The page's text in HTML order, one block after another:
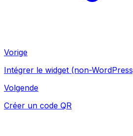
Vorige
Intégrer le widget (non-
Volgende
Créer un code QR